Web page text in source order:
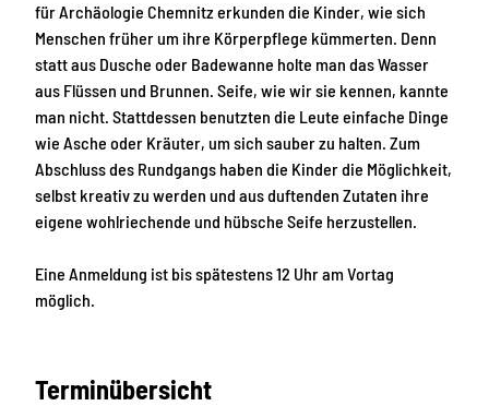
für Archäologie Chemnitz erkunden die Kinder, wie sich
Menschen früher um ihre Körperpflege kümmerten. Denn
statt aus Dusche oder Badewanne holte man das Wasser
aus Flüssen und Brunnen. Seife, wie wir sie kennen, kannte
man nicht. Stattdessen benutzten die Leute einfache Dinge
wie Asche oder Kräuter, um sich sauber zu halten. Zum
Abschluss des Rundgangs haben die Kinder die Möglichkeit,
selbst kreativ zu werden und aus duftenden Zutaten ihre
eigene wohlriechende und hübsche Seife herzustellen.
Eine Anmeldung ist bis spätestens 12 Uhr am Vortag
möglich.
Terminübersicht